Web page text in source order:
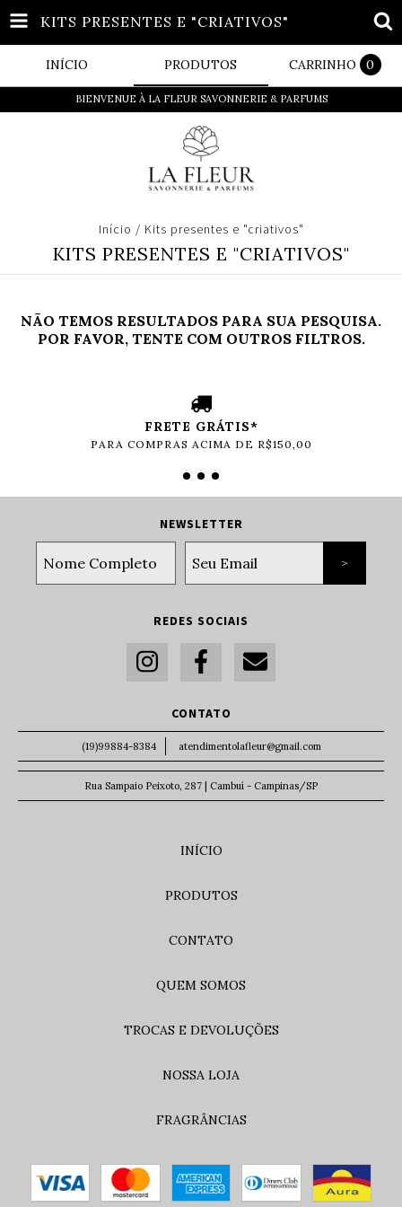
KITS PRESENTES E "CRIATIVOS"
INÍCIO PRODUTOS CARRINHO 0
BIENVENUE À LA FLEUR SAVONNERIE & PARFUMS
Início / Kits presentes e "criativos"
KITS PRESENTES E "CRIATIVOS"
NÃO TEMOS RESULTADOS PARA SUA PESQUISA.
POR FAVOR, TENTE COM OUTROS FILTROS.
FRETE GRÁTIS*
PARA COMPRAS ACIMA DE R$150,00
NEWSLETTER
REDES SOCIAIS
CONTATO
(19)99884-8384 atendimentolafleur@gmail.com
Rua Sampaio Peixoto, 287 | Cambuí - Campinas/SP
INÍCIO
PRODUTOS
CONTATO
QUEM SOMOS
TROCAS E DEVOLUÇÕES
NOSSA LOJA
FRAGRÂNCIAS